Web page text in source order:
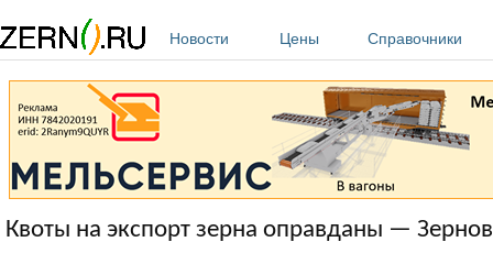
Новости
Цены Справочники
Квоты на экспорт зерна оправданы —